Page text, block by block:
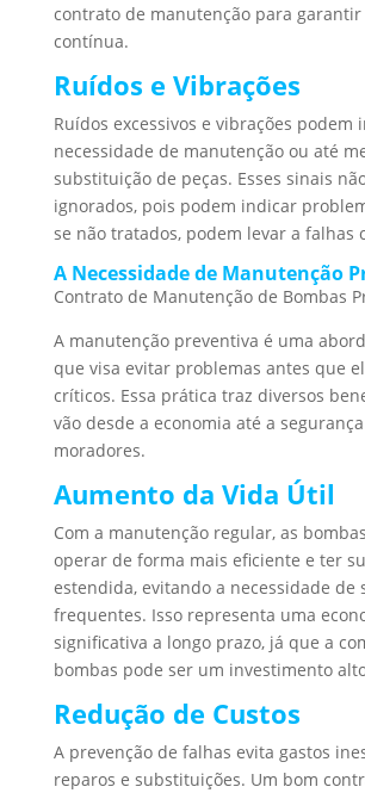
contrato de manutenção para garantir
contínua.
Ruídos e Vibrações
Ruídos excessivos e vibrações podem
necessidade de manutenção ou até
substituição de peças. Esses sinais
ignorados, pois podem indicar
se não tratados, podem levar a falhas
A Necessidade de Manutenção
Contrato de Manutenção de Bombas
A manutenção preventiva é uma
que visa evitar problemas antes que
críticos. Essa prática traz diversos
vão desde a economia até a
moradores.
Aumento da Vida Útil
Com a manutenção regular, as
operar de forma mais eficiente e ter
estendida, evitando a necessidade de
frequentes. Isso representa uma
significativa a longo prazo, já que a
bombas pode ser um investimento
Redução de Custos
A prevenção de falhas evita gastos
reparos e substituições. Um bom